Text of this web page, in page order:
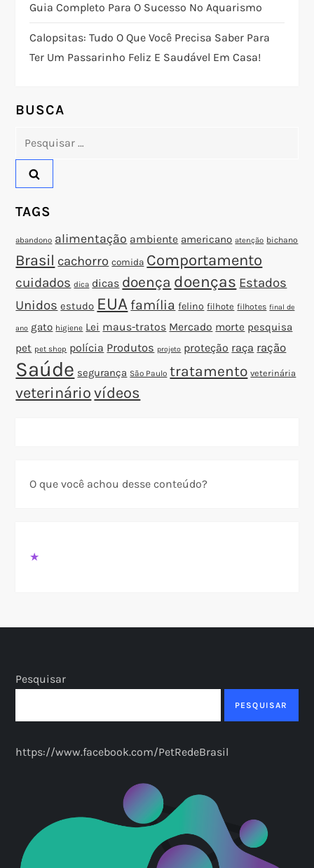
d
e
o
s
t
Guia Completo Para O Sucesso No Aquarismo
Calopsitas: Tudo O Que Você Precisa Saber Para
Ter Um Passarinho Feliz E Saudável Em Casa!
BUSCA
Pesquisar
TAGS
abandono alimentação ambiente americano atenção bichano
Brasil cachorro comida Comportamento
cuidados dica dicas doença doenças Estados
Unidos estudo EUA família felino filhote filhotes final de
ano gato higiene Lei maus-tratos Mercado morte pesquisa
pet pet shop polícia Produtos projeto proteção raça ração
Saúde segurança São Paulo tratamento veterinária
veterinário vídeos
O que você achou desse conteúdo?
★
Pesquisar
PESQUISAR
https://www.facebook.com/PetRedeBrasil